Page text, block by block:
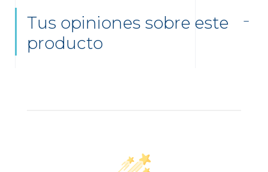
Tus opiniones sobre este
producto